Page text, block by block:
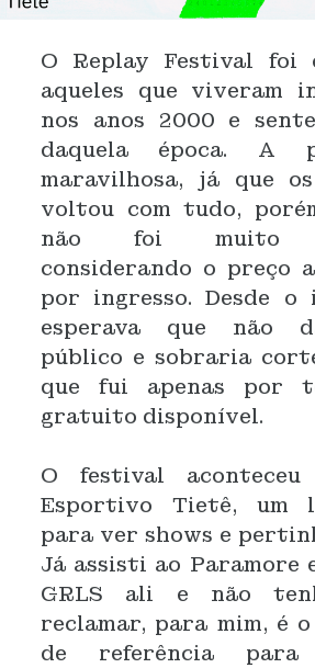
O Replay Festival foi
aqueles que viveram
nos anos 2000 e
daquela época. A
maravilhosa, já que
voltou com tudo,
não foi muito
considerando o preço
por ingresso. Desde
esperava que não
público e sobraria
que fui apenas por
gratuito disponível.
O festival
Esportivo Tietê, um
para ver shows e
Já assisti ao Paramore
GRLS ali e não
reclamar, para mim, é
de referência